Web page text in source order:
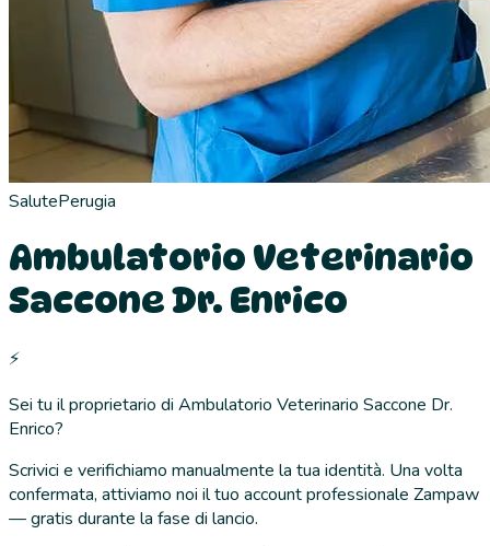
SalutePerugia
Ambulatorio Veterinario
Saccone Dr. Enrico
⚡
Sei tu il proprietario di Ambulatorio Veterinario Saccone Dr.
Enrico?
Scrivici e verifichiamo manualmente la tua identità. Una volta
confermata, attiviamo noi il tuo account professionale Zampaw
— gratis durante la fase di lancio.